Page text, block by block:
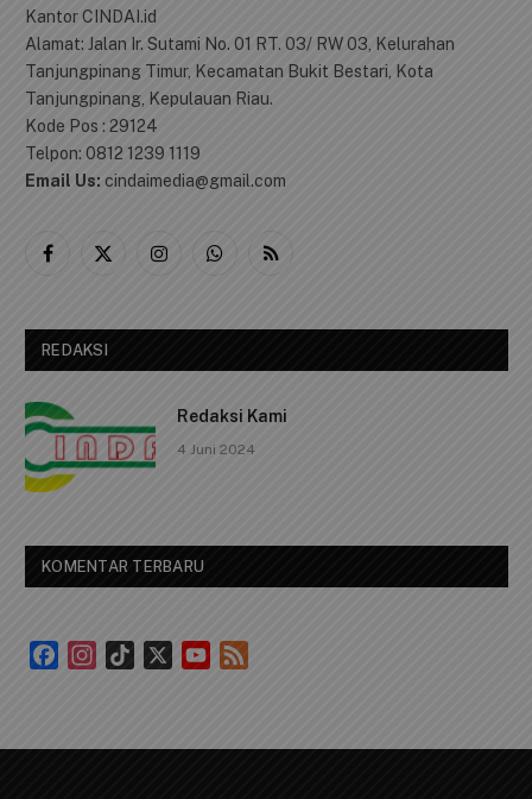
Kantor CINDAI.id
Alamat: Jalan Ir. Sutami No. 01 RT. 03/ RW 03, Kelurahan
Tanjungpinang Timur, Kecamatan Bukit Bestari, Kota
Tanjungpinang, Kepulauan Riau.
Kode Pos : 29124
Telpon: 0812 1239 1119
Email Us: cindaimedia@gmail.com
Facebook
X
InstagramWhatsApp
RSS
REDAKSI
Redaksi Kami
4 Juni 2024
KOMENTAR TERBARU
FacebookInstagram
TikTok
YouTube